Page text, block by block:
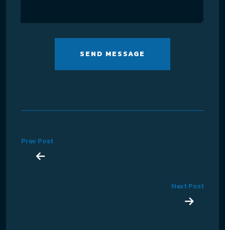
SEND MESSAGE
Prev Post
Next Post